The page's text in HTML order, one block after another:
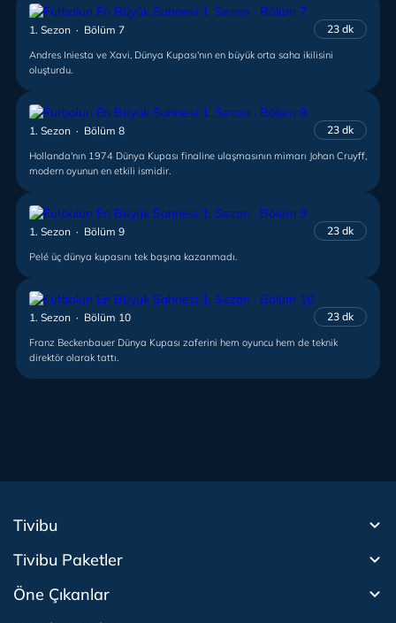
1. Sezon · Bölüm 7 23 dk
Andres Iniesta ve Xavi, Dünya Kupası'nın en büyük orta saha ikilisini
oluşturdu.
1. Sezon · Bölüm 8 23 dk
Hollanda'nın 1974 Dünya Kupası finaline ulaşmasının mimarı Johan Cruyff,
modern oyunun en etkili ismidir.
1. Sezon · Bölüm 9 23 dk
Pelé üç dünya kupasını tek başına kazanmadı.
1. Sezon · Bölüm 10 23 dk
Franz Beckenbauer Dünya Kupası zaferini hem oyuncu hem de teknik
direktör olarak tattı.
Tivibu
Tivibu Android TV
Tivibu Nedir?
Tivibu Paketler
Tivibu GO Süper Paket
Öne Çıkanlar